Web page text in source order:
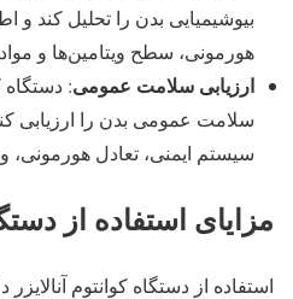
بیوشیمیایی بدن را تحلیل کند و
هورمونی، سطح ویتامین‌ها و
ارزیابی سلامت عمومی: دستگاه
سلامت عمومی بدن را ارزیابی
سیستم ایمنی، تعادل هورمونی،
مزایای استفاده از
استفاده از دستگاه کوانتوم